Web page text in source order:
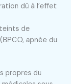
dû à l’effet
de
apnée du
propres du